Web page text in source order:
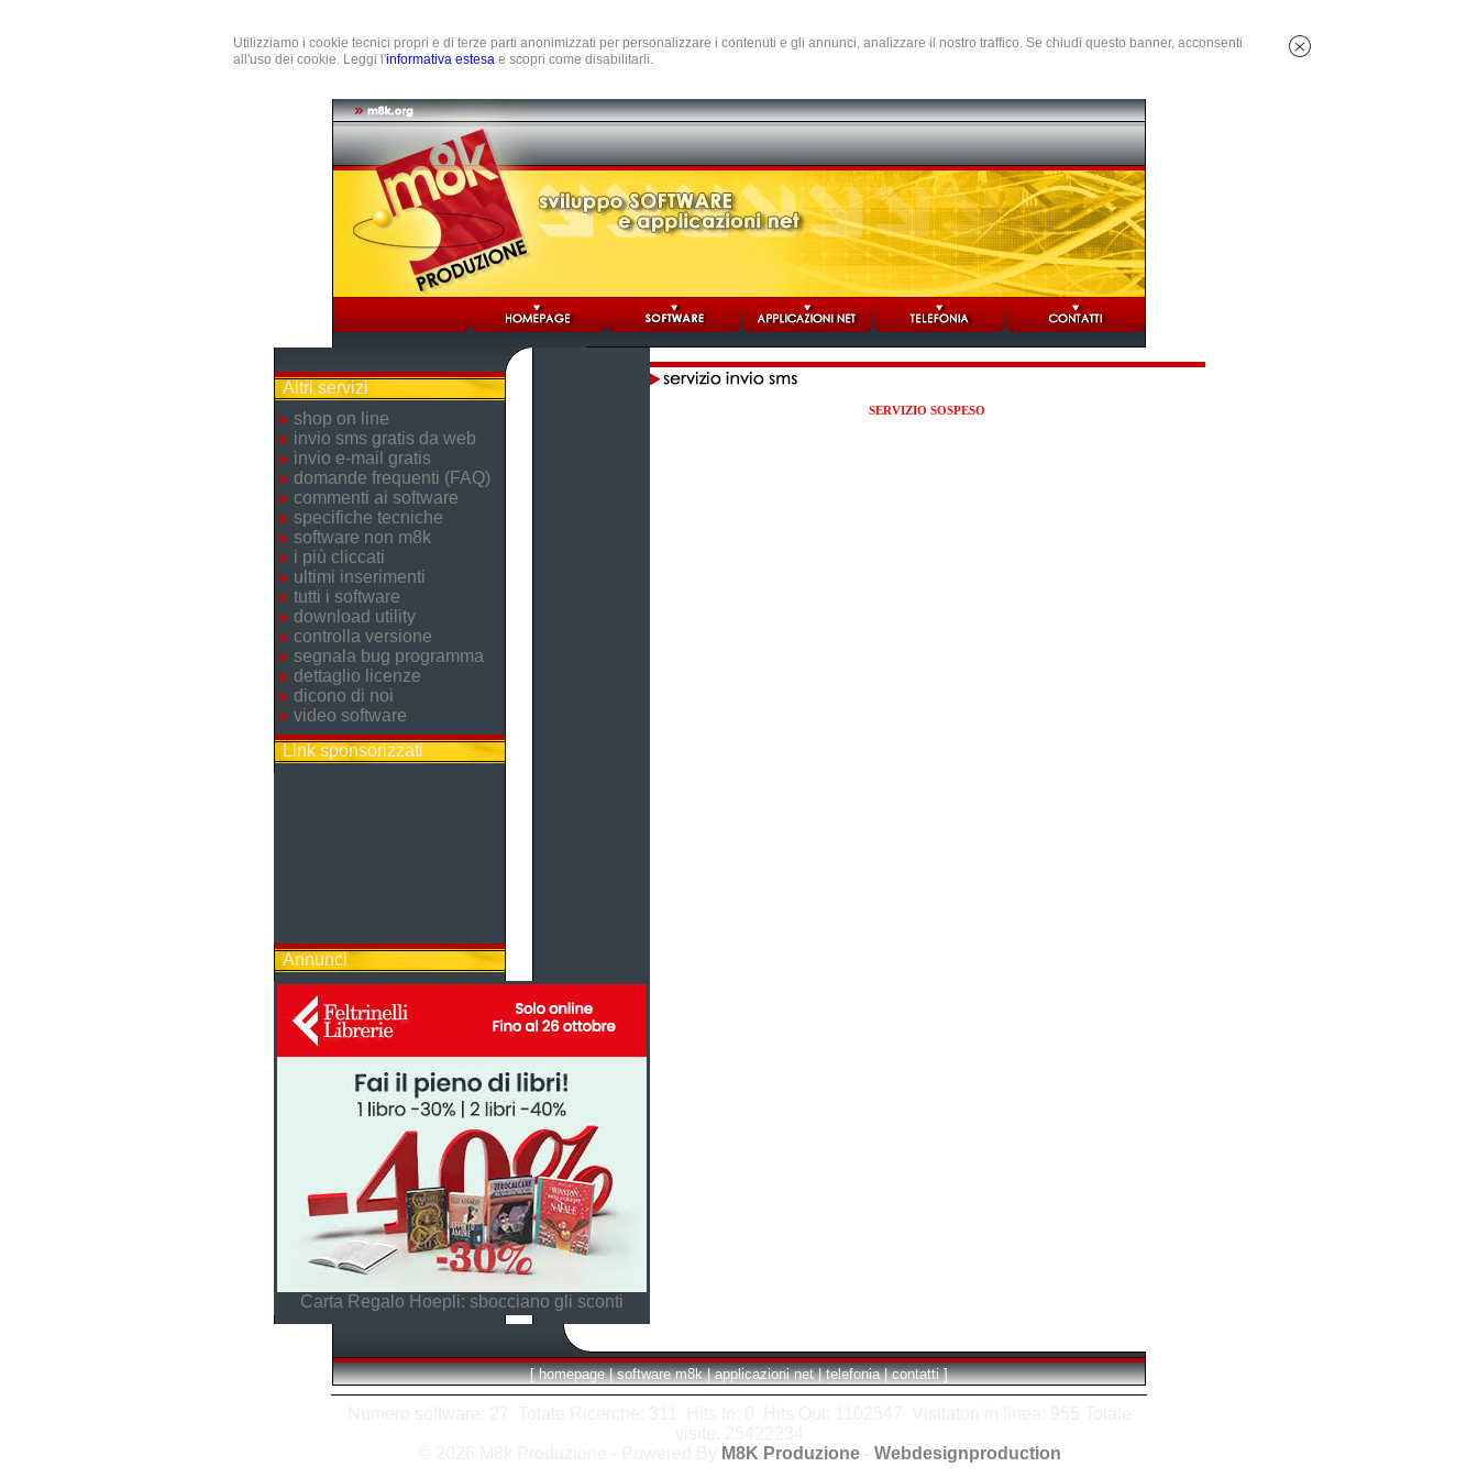
Utilizziamo i cookie tecnici propri e di terze parti anonimizzati per personalizzare i contenuti e gli annunci, analizzare il nostro traffico. Se chiudi questo banner, acconsenti
all'uso dei cookie. Leggi l'informativa estesa e scopri come disabilitarli.
Altri servizi
shop on line
invio sms gratis da web
invio e-mail gratis
domande frequenti (FAQ)
commenti ai software
specifiche tecniche
software non m8k
i più cliccati
ultimi inserimenti
tutti i software
download utility
controlla versione
segnala bug programma
dettaglio licenze
dicono di noi
video software
Link sponsorizzati
Annunci
Carta Regalo Hoepli: sbocciano gli sconti
SERVIZIO SOSPESO
[ homepage | software m8k | applicazioni net | telefonia | contatti ]
M8K Produzione- Webdesignproduction